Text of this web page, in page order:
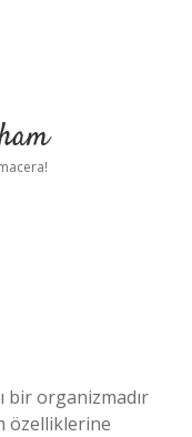
bir organizmadır
özelliklerine